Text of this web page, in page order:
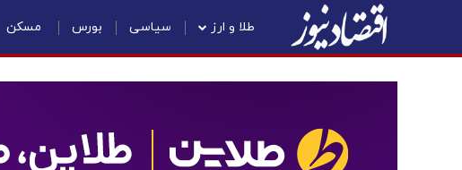
طلا و ارز سیاسی بورس مسکن